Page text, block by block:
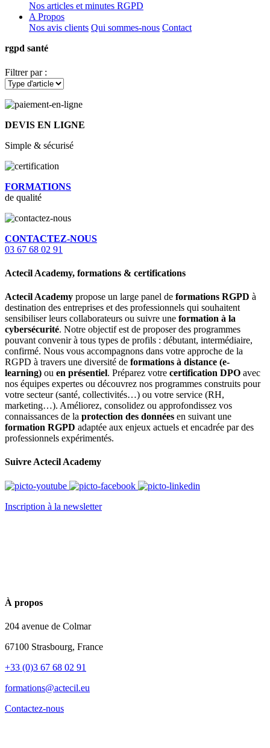
Nos articles et minutes RGPD
A Propos
Nos avis clients Qui sommes-nous Contact
rgpd santé
Filtrer par :
DEVIS EN LIGNE
Simple & sécurisé
FORMATIONS
de qualité
CONTACTEZ-NOUS
03 67 68 02 91
Actecil Academy, formations & certifications
Actecil Academy propose un large panel de formations RGPD à
destination des entreprises et des professionnels qui souhaitent
sensibiliser leurs collaborateurs ou suivre une formation à la
cybersécurité. Notre objectif est de proposer des programmes
pouvant convenir à tous types de profils : débutant, intermédiaire,
confirmé. Nous vous accompagnons dans votre approche de la
RGPD à travers une diversité de formations à distance (e-
learning) ou en présentiel. Préparez votre certification DPO avec
nos équipes expertes ou découvrez nos programmes construits pour
votre secteur (santé, collectivités…) ou votre service (RH,
marketing…). Améliorez, consolidez ou approfondissez vos
connaissances de la protection des données en suivant une
formation RGPD adaptée aux enjeux actuels et encadrée par des
professionnels expérimentés.
Suivre Actecil Academy
Inscription à la newsletter
À propos
204 avenue de Colmar
67100 Strasbourg, France
+33 (0)3 67 68 02 91
formations@actecil.eu
Contactez-nous